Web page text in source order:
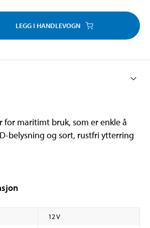
LEGG I HANDLEVOGN
for maritimt bruk, som er enkle å
belysning og sort, rustfri ytterring
12 V